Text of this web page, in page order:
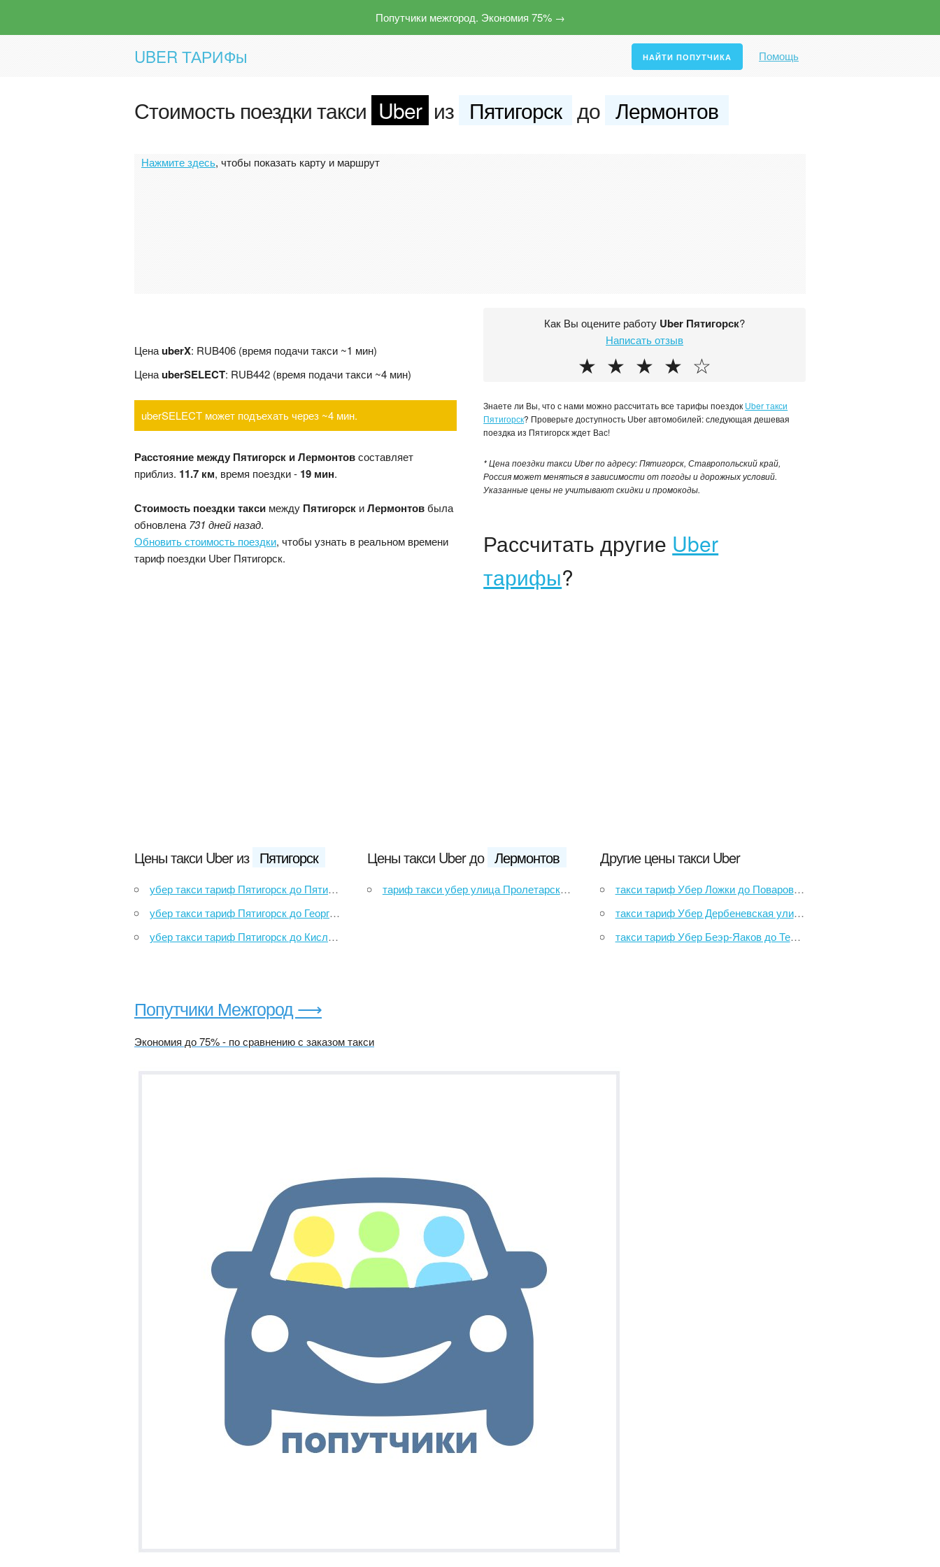
Попутчики межгород. Экономия 75% →
UBER ТАРИФы Помощь
Стоимость поездки такси Uber из Пятигорск до Лермонтов
Нажмите здесь, чтобы показать карту и маршрут
ЦенаuberX: RUB406 (время подачи такси ~1 мин)
ЦенаuberSELECT: RUB442 (время подачи такси ~4 мин)
uberSELECT может подъехать через ~4 мин.
Расстояние между Пятигорск и Лермонтовсоставляет
приблиз. 11.7 км, время поездки - 19 мин.
Стоимость поездки такси между Пятигорск иЛермонтовбыла
обновлена 731 дней назад.
Обновить стоимость поездки, чтобы узнать в реальном времени
тариф поездки Uber Пятигорск.
Как Вы оцените работу Uber Пятигорск?
Написать отзыв
☆
★
★
★
★
Знаете ли Вы, что с нами можно рассчитать все тарифы поездок Uber такси
Пятигорск? Проверьте доступность Uber автомобилей: следующая дешевая
поездка из Пятигорск ждет Вас!
* Цена поездки такси Uber по адресу: Пятигорск, Ставропольский край,
Россия может меняться в зависимости от погоды и дорожных условий.
Указанные цены не учитывают скидки и промокоды.
Рассчитать другие Uber
тарифы?
Цены такси Uber из Пятигорск
убер такси тариф Пятигорск до Пятигорск
убер такси тариф Пятигорск до Георгиевск
убер такси тариф Пятигорск до Кисловодск
Цены такси Uber до Лермонтов
тариф такси убер улица Пролетарская до Лермонтов
Другие цены такси Uber
такси тариф Убер Ложки до Поварово-1
такси тариф Убер Дербеневская улица, 20 до улица Попова, 46
такси тариф Убер Беэр-Яаков до Тель-Авив
Попутчики Межгород ⟶
Экономия до 75% - по сравнению с заказом такси